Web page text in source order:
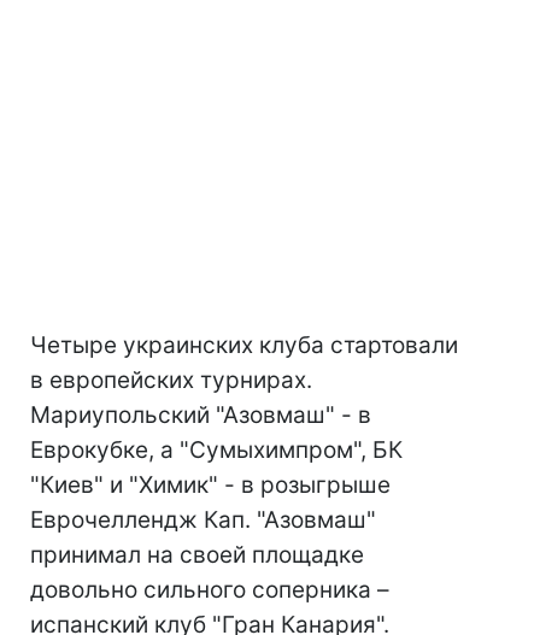
Четыре украинских клуба стартовали
в европейских турнирах.
Мариупольский "Азовмаш" - в
Еврокубке, а "Сумыхимпром", БК
"Киев" и "Химик" - в розыгрыше
Еврочеллендж Кап. "Азовмаш"
принимал на своей площадке
довольно сильного соперника –
испанский клуб "Гран Канария".